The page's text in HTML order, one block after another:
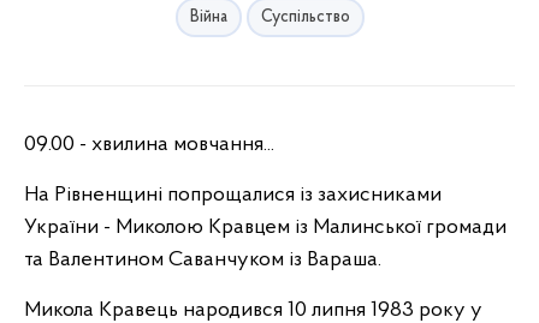
Війна Суспільство
09.00 - хвилина мовчання...
На Рівненщині попрощалися із захисниками
України - Миколою Кравцем із Малинської громади
та Валентином Саванчуком із Вараша.
Микола Кравець народився 10 липня 1983 року у